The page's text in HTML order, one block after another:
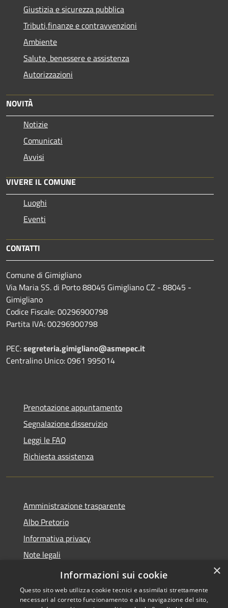
Giustizia e sicurezza pubblica
Tributi,finanze e contravvenzioni
Ambiente
Salute, benessere e assistenza
Autorizzazioni
NOVITÀ
Notizie
Comunicati
Avvisi
VIVERE IL COMUNE
Luoghi
Eventi
CONTATTI
Comune di Gimigliano
Via Maria SS. di Porto 88045 Gimigliano CZ - 88045 -
Gimigliano
Codice Fiscale: 00296900798
Partita IVA: 00296900798
PEC:segreteria.gimigliano@asmepec.it
Centralino Unico: 0961 995014
Prenotazione appuntamento
Segnalazione disservizio
Leggi le FAQ
Richiesta assistenza
Amministrazione trasparente
Albo Pretorio
Informativa privacy
Note legali
Dichiarazione di accessibilità
×
Informazioni sui cookie
Questo sito web utilizza cookie tecnici e assimilati strettamente
necessari al corretto funzionamento e alla navigazione del sito,